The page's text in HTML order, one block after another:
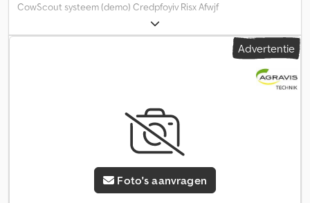
CowScout systeem (demo) Credpfoyiv Risx Afwjf
Advertentie
Foto's aanvragen